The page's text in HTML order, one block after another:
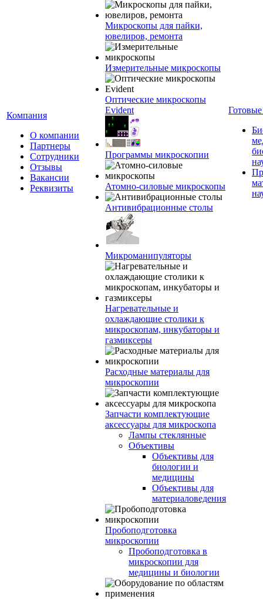
Компания
О компании
Партнеры
Сотрудники
Отзывы
Вакансии
Реквизиты
Микроскопы для пайки,
ювелиров, ремонта
Измерительные микроскопы
Оптические микроскопы
Evident
Программы микроскопии
Атомно-силовые микроскопы
Антивибрационные столы
Микроманипуляторы
Нагревательные и
охлаждающие столики к
микроскопам, инкубаторы и
газмиксеры
Расходные материалы для
микроскопии
Запчасти комплектующие
аксессуары для микроскопа
Лампы стеклянные
Объективы
Объективы для
биологии и
медицины
Объективы для
материаловедения
Пробоподготовка
микроскопии
Пробоподготовка в
микроскопии для
медицины и биологии